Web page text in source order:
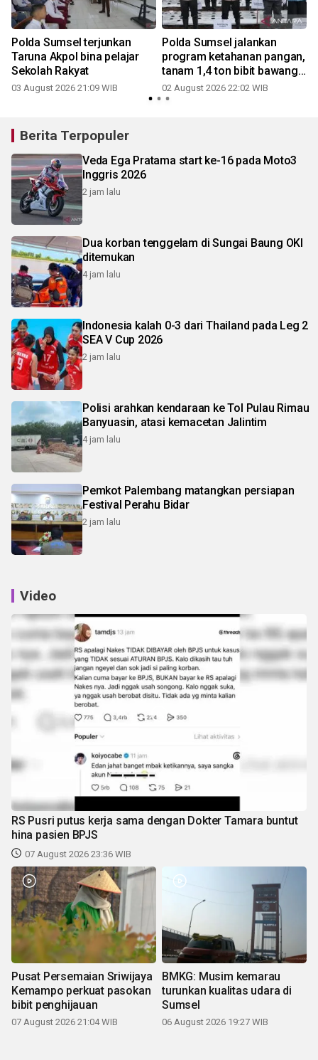
Polda Sumsel terjunkan
Taruna Akpol bina pelajar
Sekolah Rakyat
03 August 2026 21:09 WIB
Polda Sumsel jalankan
program ketahanan pangan,
tanam 1,4 ton bibit bawang
putih di Pagaralam
02 August 2026 22:02 WIB
Berita Terpopuler
Veda Ega Pratama start ke-16 pada Moto3
Inggris 2026
2 jam lalu
Dua korban tenggelam di Sungai Baung OKI
ditemukan
4 jam lalu
Indonesia kalah 0-3 dari Thailand pada Leg 2
SEA V Cup 2026
2 jam lalu
Polisi arahkan kendaraan ke Tol Pulau Rimau
Banyuasin, atasi kemacetan Jalintim
4 jam lalu
Pemkot Palembang matangkan persiapan
Festival Perahu Bidar
2 jam lalu
Video
RS Pusri putus kerja sama dengan Dokter Tamara buntut
hina pasien BPJS
07 August 2026 23:36 WIB
Pusat Persemaian Sriwijaya
Kemampo perkuat pasokan
bibit penghijauan
07 August 2026 21:04 WIB
BMKG: Musim kemarau
turunkan kualitas udara di
Sumsel
06 August 2026 19:27 WIB